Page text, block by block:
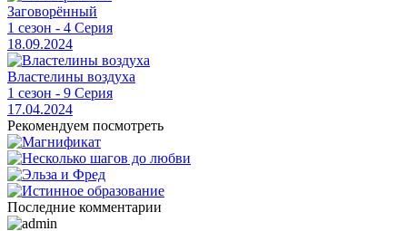
Заговорённый
1 сезон - 4 Серия
18.09.2024
Властелины воздуха
1 сезон - 9 Серия
17.04.2024
Рекомендуем посмотреть
Последние комментарии